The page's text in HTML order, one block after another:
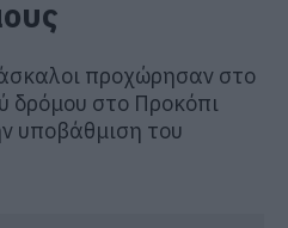
προχώρησαν στο
δρόμου στο Προκόπι
υποβάθμιση του